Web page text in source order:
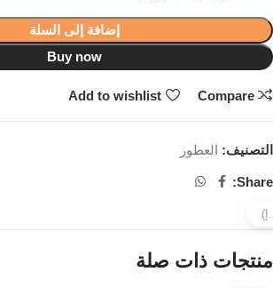
إضافة إلى السلة
Buy now
Compare
Add to wishlist
التصنيف: العطور
Share:
منتجات ذات صلة